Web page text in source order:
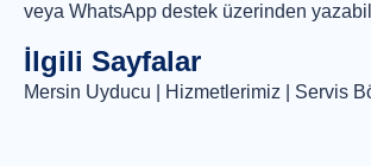
veya WhatsApp destek üzerinden
İlgili Sayfalar
Mersin Uyducu Hizmetlerimiz Servis